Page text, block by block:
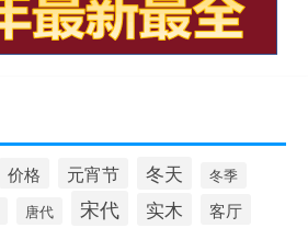
价格 元宵节 冬天 冬季
唐代 宋代 实木 客厅